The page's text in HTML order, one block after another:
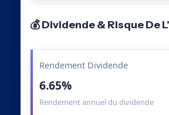
💰 Dividende & Risque De
Rendement Dividende
6.65%
Rendement annuel du dividende